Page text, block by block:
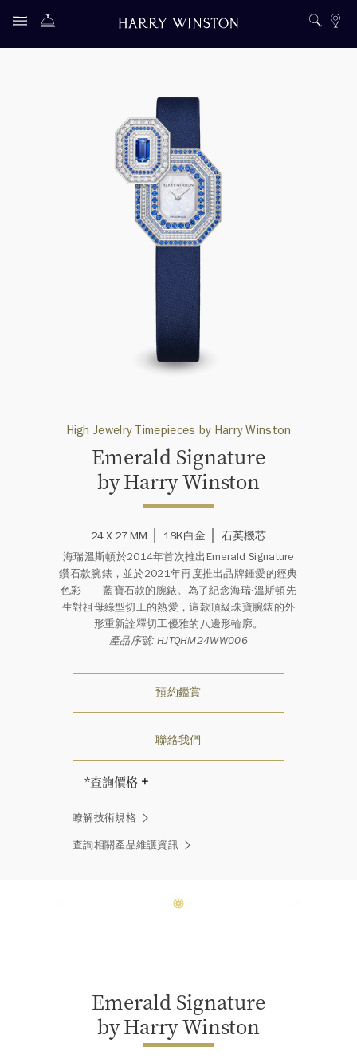
High Jewelry Timepieces by Harry Winston
Emerald Signature
by Harry Winston
24 X 27 MM 18K白金 石英機芯
海瑞溫斯頓於2014年首次推出Emerald Signature
鑽石款腕錶，並於2021年再度推出品牌鍾愛的經典
色彩——藍寶石款的腕錶。為了紀念海瑞·溫斯頓先
生對祖母綠型切工的熱愛，這款頂級珠寶腕錶的外
形重新詮釋切工優雅的八邊形輪廓。
產品序號: HJTQHM24WW006
預約鑑賞
聯絡我們
*查詢價格
兩顆相同的鑽石。」 海瑞溫斯頓的每
一件高級珠寶作品也是如此：每個寶
石皆與眾不同而採用獨特鑲嵌方式，
瞭解技術規格
查詢相關產品維護資訊
Emerald Signature
by Harry Winston